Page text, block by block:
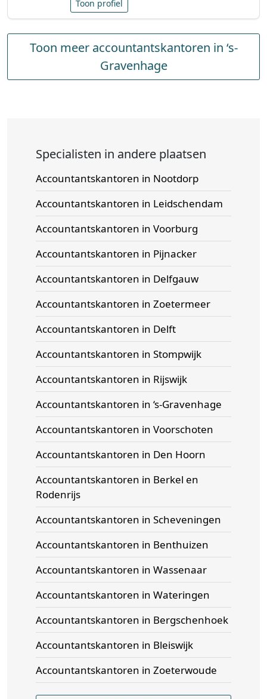
Toon profiel
Toon meer accountantskantoren in ‘s-
Gravenhage
Specialisten in andere plaatsen
Accountantskantoren in Nootdorp
Accountantskantoren in Leidschendam
Accountantskantoren in Voorburg
Accountantskantoren in Pijnacker
Accountantskantoren in Delfgauw
Accountantskantoren in Zoetermeer
Accountantskantoren in Delft
Accountantskantoren in Stompwijk
Accountantskantoren in Rijswijk
Accountantskantoren in ‘s-Gravenhage
Accountantskantoren in Voorschoten
Accountantskantoren in Den Hoorn
Accountantskantoren in Berkel en
Rodenrijs
Accountantskantoren in Scheveningen
Accountantskantoren in Benthuizen
Accountantskantoren in Wassenaar
Accountantskantoren in Wateringen
Accountantskantoren in Bergschenhoek
Accountantskantoren in Bleiswijk
Accountantskantoren in Zoeterwoude